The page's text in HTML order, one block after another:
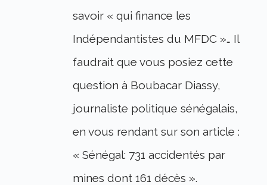
savoir « qui finance les
Indépendantistes du MFDC »… Il
faudrait que vous posiez cette
question à Boubacar Diassy,
journaliste politique sénégalais,
en vous rendant sur son article :
« Sénégal: 731 accidentés par
mines dont 161 décès ».